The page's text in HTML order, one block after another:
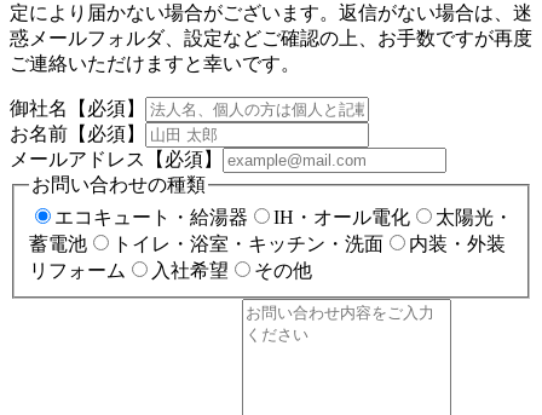
定により届かない場合がございます。返信がない場合は、迷
惑メールフォルダ、設定などご確認の上、お手数ですが再度
ご連絡いただけますと幸いです。
御社名
【必須】
お名前 【必須】
メールアドレス
【必須】
お問い合わせの種類
エコキュート・給湯器
IH・オール電化
太陽光・
蓄電池
トイレ・浴室・キッチン・洗面
内装・外装
リフォーム
入社希望 その他